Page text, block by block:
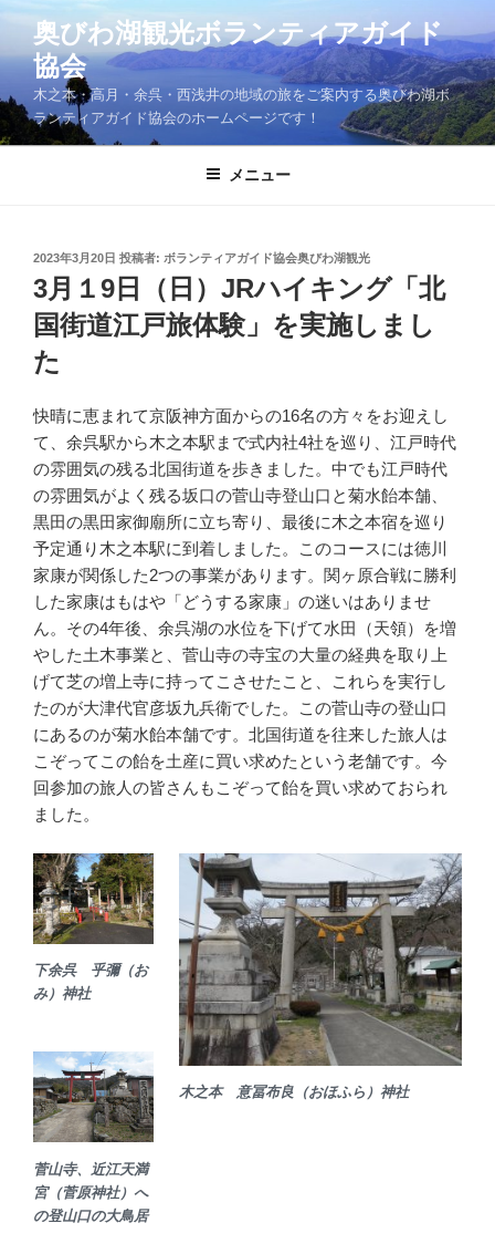
コ
テ
ン
ツ
へ
奥びわ湖観光ボランティアガイド
協会
木之本・高月・余呉・西浅井の地域の旅をご案内する奥びわ湖ボ
ランティアガイド協会のホームページです！
メニュー
投
稿
日:
2023年3月20日 投稿者: ボランティアガイド協会奥びわ湖観光
3月１9日（日）JRハイキング「北
国街道江戸旅体験」を実施しまし
た
快晴に恵まれて京阪神方面からの16名の方々をお迎えし
て、余呉駅から木之本駅まで式内社4社を巡り、江戸時代
の雰囲気の残る北国街道を歩きました。中でも江戸時代
の雰囲気がよく残る坂口の菅山寺登山口と菊水飴本舗、
黒田の黒田家御廟所に立ち寄り、最後に木之本宿を巡り
予定通り木之本駅に到着しました。このコースには徳川
家康が関係した2つの事業があります。関ヶ原合戦に勝利
した家康はもはや「どうする家康」の迷いはありませ
ん。その4年後、余呉湖の水位を下げて水田（天領）を増
やした土木事業と、菅山寺の寺宝の大量の経典を取り上
げて芝の増上寺に持ってこさせたこと、これらを実行し
たのが大津代官彦坂九兵衛でした。この菅山寺の登山口
にあるのが菊水飴本舗です。北国街道を往来した旅人は
こぞってこの飴を土産に買い求めたという老舗です。今
回参加の旅人の皆さんもこぞって飴を買い求めておられ
ました。
木之本 意冨布良（おほふら）神社
下余呉 乎彌（お
み）神社
菅山寺、近江天満
宮（菅原神社）へ
の登山口の大鳥居